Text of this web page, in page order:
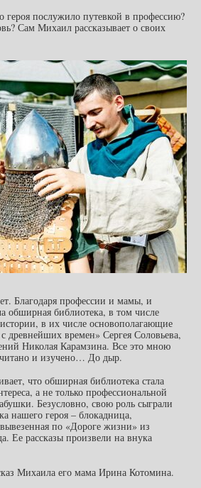
героя послужило путевкой в профессию?
Сам Михаил рассказывает о своих
Благодаря профессии и мамы, и
обширная библиотека, в том числе
в их числе основополагающие
древнейших времен» Сергея Соловьева,
Николая Карамзина. Все это мною
и изучено… До дыр.
что обширная библиотека стала
а не только профессиональной
Безусловно, свою роль сыграли
нашего героя – блокадница,
по «Дороге жизни» из
Ее рассказы произвели на внука
Михаила его мама Ирина Котомина.